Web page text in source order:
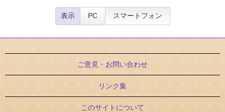
表示 PC スマートフォン
ご意見・お問い合わせ
リンク集
このサイトについて